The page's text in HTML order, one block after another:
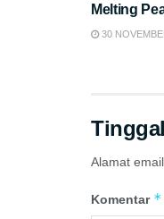
Melting
Hair Oil
30
Alamat
Komentar *